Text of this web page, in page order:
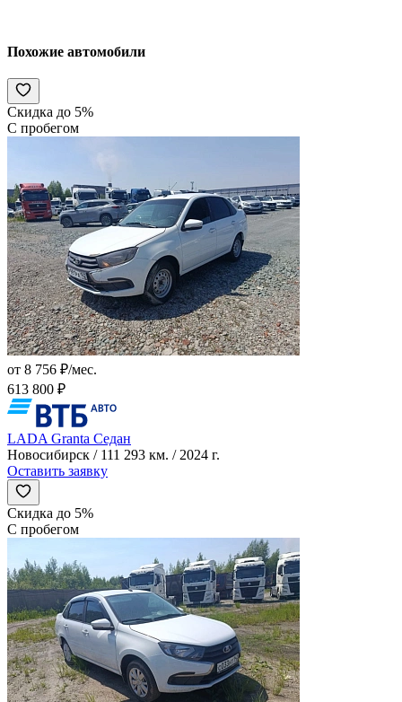
Похожие автомобили
Скидка до 5%
С пробегом
от 8 756 ₽/мес.
613 800 ₽
LADA Granta Седан
Новосибирск / 111 293 км. / 2024 г.
Оставить заявку
Скидка до 5%
С пробегом